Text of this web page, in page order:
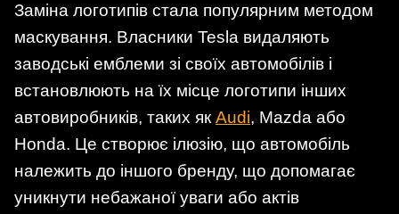
Заміна логотипів стала популярним методом
маскування. Власники Tesla видаляють
заводські емблеми зі своїх автомобілів і
встановлюють на їх місце логотипи інших
автовиробників, таких як Audi, Mazda або
Honda. Це створює ілюзію, що автомобіль
належить до іншого бренду, що допомагає
уникнути небажаної уваги або актів